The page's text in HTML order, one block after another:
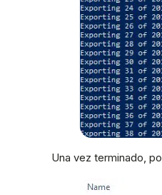
Una vez terminado,